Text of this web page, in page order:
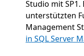
Studio mit
unterstützten
Management
in SQL Server